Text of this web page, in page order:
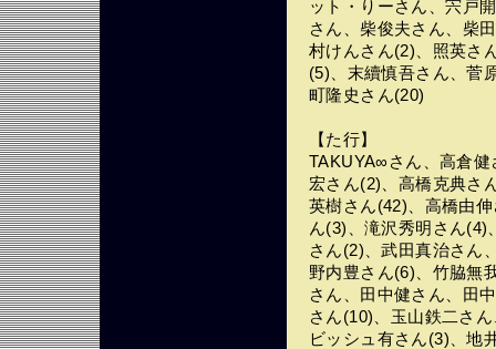
ット・りーさん、宍戸
さん、柴俊夫さん、柴
村けんさん(2)、照英さ
(5)、末續慎吾さん、菅
町隆史さん(20)
【た行】
TAKUYA∞さん、高倉
宏さん(2)、高橋克典さ
英樹さん(42)、高橋由
ん(3)、滝沢秀明さん(4)
さん(2)、武田真治さん
野内豊さん(6)、竹脇無
さん、田中健さん、田
さん(10)、玉山鉄二さ
ビッシュ有さん(3)、地